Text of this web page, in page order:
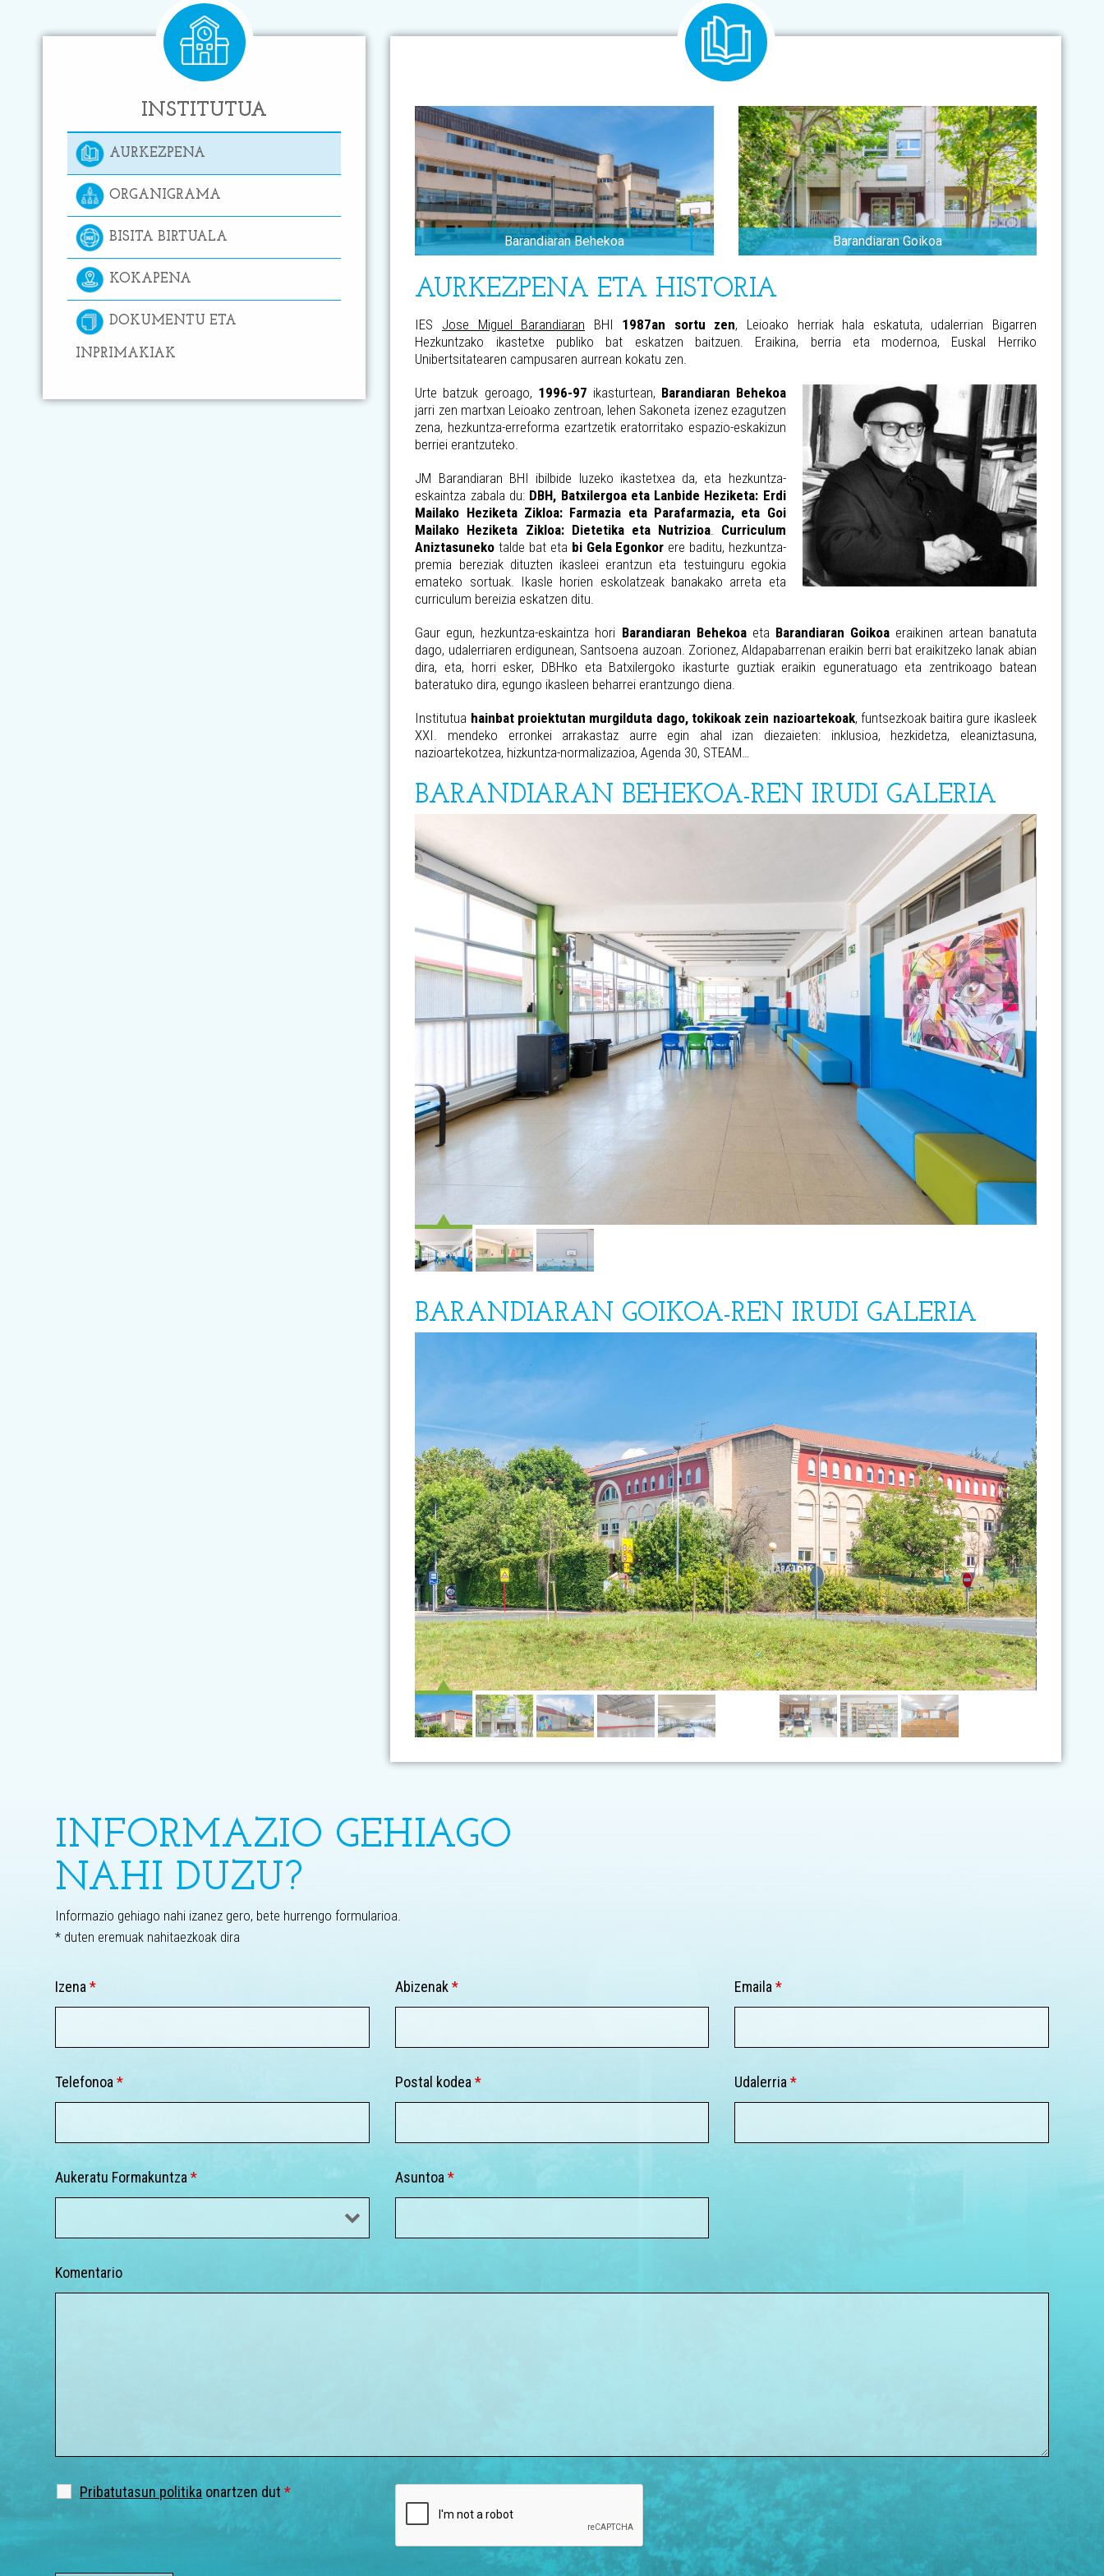
INSTITUTUA
AURKEZPENA
ORGANIGRAMA
BISITA BIRTUALA
KOKAPENA
DOKUMENTU ETA
INPRIMAKIAK
Barandiaran Behekoa Barandiaran Goikoa
AURKEZPENA ETA HISTORIA
IES Jose Miguel Barandiaran BHI 1987an sortu zen, Leioako herriak hala eskatuta, udalerrian Bigarren
Hezkuntzako ikastetxe publiko bat eskatzen baitzuen. Eraikina, berria eta modernoa, Euskal Herriko
Unibertsitatearen campusaren aurrean kokatu zen.
Urte batzuk geroago, 1996-97 ikasturtean, Barandiaran Behekoa
jarri zen martxan Leioako zentroan, lehen Sakoneta izenez ezagutzen
zena, hezkuntza-erreforma ezartzetik eratorritako espazio-eskakizun
berriei erantzuteko.
JM Barandiaran BHI ibilbide luzeko ikastetxea da, eta hezkuntza-
eskaintza zabala du: DBH, Batxilergoa eta Lanbide Heziketa: Erdi
Mailako Heziketa Zikloa: Farmazia eta Parafarmazia, eta Goi
Mailako Heziketa Zikloa: Dietetika eta Nutrizioa. Curriculum
Aniztasuneko talde bat eta bi Gela Egonkor ere baditu, hezkuntza-
premia bereziak dituzten ikasleei erantzun eta testuinguru egokia
emateko sortuak. Ikasle horien eskolatzeak banakako arreta eta
curriculum bereizia eskatzen ditu.
Gaur egun, hezkuntza-eskaintza hori Barandiaran Behekoaeta Barandiaran Goikoaeraikinen artean banatuta
dago, udalerriaren erdigunean, Santsoena auzoan. Zorionez, Aldapabarrenan eraikin berri bat eraikitzeko lanak abian
dira, eta, horri esker, DBHko eta Batxilergoko ikasturte guztiak eraikin eguneratuago eta zentrikoago batean
bateratuko dira, egungo ikasleen beharrei erantzungo diena.
Institutua hainbat proiektutan murgilduta dago, tokikoak zein nazioartekoak, funtsezkoak baitira gure ikasleek
XXI. mendeko erronkei arrakastaz aurre egin ahal izan diezaieten: inklusioa, hezkidetza, eleaniztasuna,
nazioartekotzea, hizkuntza-normalizazioa, Agenda 30, STEAM…
BARANDIARAN BEHEKOA-REN IRUDI GALERIA
BARANDIARAN GOIKOA-REN IRUDI GALERIA
INFORMAZIO GEHIAGO
NAHI DUZU?
Informazio gehiago nahi izanez gero, bete hurrengo formularioa.
* duten eremuak nahitaezkoak dira
Izena* Abizenak* Emaila*
Telefonoa* Postal kodea * Udalerria*
Aukeratu Formakuntza* Asuntoa *
Komentario
Pribatutasun politika onartzen dut*